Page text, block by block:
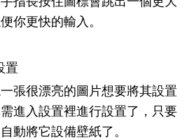
你更快的輸入。
很漂亮的圖片想要將其設置
進入設置裡進行設置了，只要
動將它設備壁紙了。